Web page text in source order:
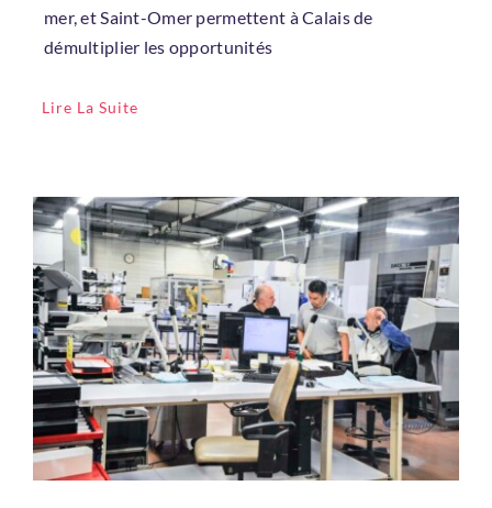
mer, et Saint-Omer permettent à Calais de
démultiplier les opportunités
Lire La Suite